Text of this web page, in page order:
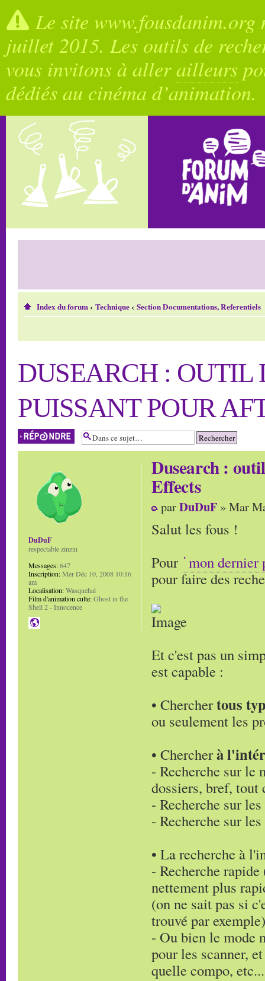
Le site
juillet 2015. Les outils de
vous invitons à allerailleurs
dédiés au cinéma d’animation.
Index du forum‹ Technique‹ Section Documentations, Referentiels
DUSEARCH : OUTIL
PUISSANT POUR
Répondre
Dusearch :
Effects
parDuDuF » Mar
Salut les fous !
Pour mon dernier
pour faire des
Et c'est pas un
est capable :
• Cherchertous
ou seulement les
• Chercherà
- Recherche sur le
dossiers, bref, tout
- Recherche sur
- Recherche sur les
• La recherche à
- Recherche
nettement plus
(on ne sait pas si
trouvé par exemple)
- Ou bien le mode
pour les scanner,
quelle compo, etc...
DuDuF
respectable zinzin
Messages:647
Inscription:Mer Déc 10, 2008 10:16
am
Localisation:Wasquehal
Film d'animation culte:Ghost in the
Shell 2 - Innocence